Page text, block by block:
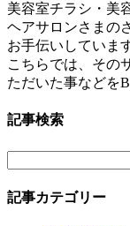
美容室チラシ・美
ヘアサロンさまの
お手伝いしていま
こちらでは、その
ただいた事などを
記事検索
記事カテゴリー